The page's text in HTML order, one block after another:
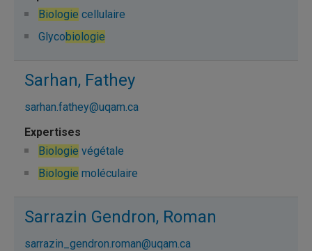
Biologie cellulaire
Glycobiologie
Sarhan, Fathey
sarhan.fathey@uqam.ca
Biologie végétale
Biologie moléculaire
Sarrazin Gendron, Roman
sarrazin_gendron.roman@uqam.ca